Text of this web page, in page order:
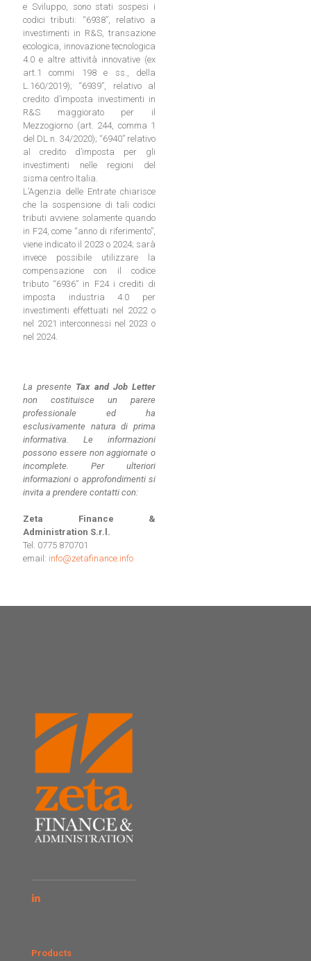
e Sviluppo, sono stati sospesi i
codici tributi: “6938”, relativo a
investimenti in R&S, transazione
ecologica, innovazione tecnologica
4.0 e altre attività innovative (ex
art.1 commi 198 e ss., della
L.160/2019); “6939”, relativo al
credito d’imposta investimenti in
R&S maggiorato per il
Mezzogiorno (art. 244, comma 1
del DL n. 34/2020); “6940” relativo
al credito d’imposta per gli
investimenti nelle regioni del
sisma centro Italia.
L’Agenzia delle Entrate chiarisce
che la sospensione di tali codici
tributi avviene solamente quando
in F24, come “anno di riferimento”,
viene indicato il 2023 o 2024; sarà
invece possibile utilizzare la
compensazione con il codice
tributo “6936” in F24 i crediti di
imposta industria 4.0 per
investimenti effettuati nel 2022 o
nel 2021 interconnessi nel 2023 o
nel 2024.
La presente Tax and Job Letter
non costituisce un parere
professionale ed ha
esclusivamente natura di prima
informativa. Le informazioni
possono essere non aggiornate o
incomplete.
Per ulteriori
informazioni o approfondimenti si
invita a prendere contatti con:
Zeta Finance &
Administration S.r.l.
Tel. 0775 870701
email: info@zetafinance.info
Products